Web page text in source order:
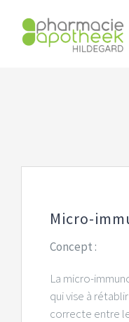
content
Micro-
Concept :
La micro-
qui vise à
correcte entre